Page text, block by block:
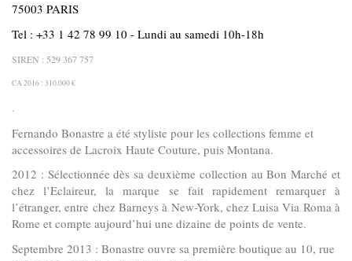
75003 PARIS
Tel : +33 1 42 78 99 10 - Lundi au samedi 10h-18h
SIREN : 529 367 757
CA 2016 : 310.000 €
Fernando Bonastre a été styliste pour les collections femme et
accessoires de Lacroix Haute Couture, puis Montana.
2012 : Sélectionnée dès sa deuxième collection au Bon Marché et
chez l’Eclaireur, la marque se fait rapidement remarquer à
l’étranger, entre chez Barneys à New-York, chez Luisa Via Roma à
Rome et compte aujourd’hui une dizaine de points de vente.
Septembre 2013 : Bonastre ouvre sa première boutique au 10, rue